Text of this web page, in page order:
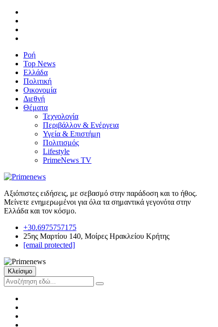
Ροή
Top News
Ελλάδα
Πολιτική
Οικονομία
Διεθνή
Θέματα
Τεχνολογία
Περιβάλλον & Ενέργεια
Υγεία & Επιστήμη
Πολιτισμός
Lifestyle
PrimeNews TV
Αξιόπιστες ειδήσεις, με σεβασμό στην παράδοση και το ήθος.
Μείνετε ενημερωμένοι για όλα τα σημαντικά γεγονότα στην
Ελλάδα και τον κόσμο.
+30.6975757175
25ης Μαρτίου 140, Μοίρες Ηρακλείου Κρήτης
[email protected]
Κλείσιμο